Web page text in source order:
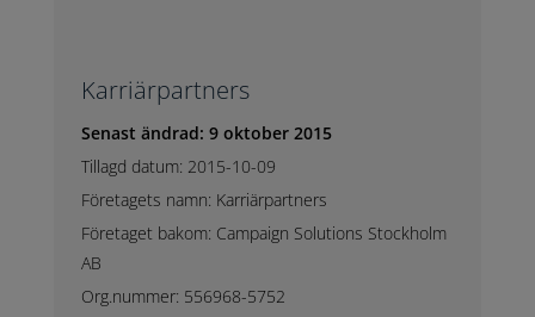
Karriärpartners
Senast ändrad: 9 oktober 2015
Tillagd datum: 2015-10-09
Företagets namn: Karriärpartners
Företaget bakom: Campaign Solutions Stockholm
AB
Org.nummer: 556968-5752